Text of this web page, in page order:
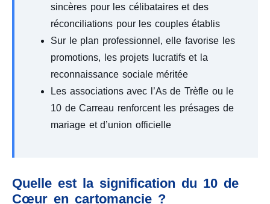
sincères pour les célibataires et des
réconciliations pour les couples établis
Sur le plan professionnel, elle favorise les
promotions, les projets lucratifs et la
reconnaissance sociale méritée
Les associations avec l’As de Trèfle ou le
10 de Carreau renforcent les présages de
mariage et d’union officielle
Quelle est la signification du 10 de
Cœur en cartomancie ?